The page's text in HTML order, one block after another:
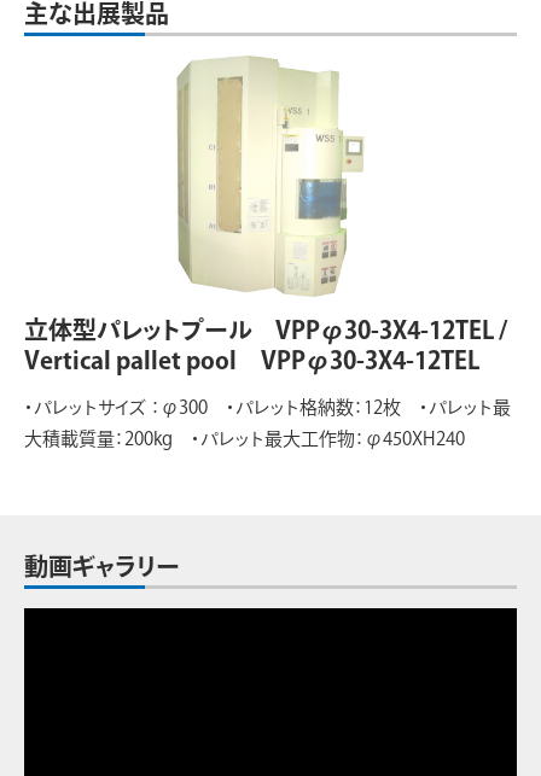
主な出展製品
立体型パレットプール VPPφ30-3X4-12TEL /
Vertical pallet pool VPPφ30-3X4-12TEL
・パレットサイズ ：φ300 ・パレット格納数：12枚 ・パレット最
大積載質量：200kg ・パレット最大工作物：φ450XH240
動画ギャラリー